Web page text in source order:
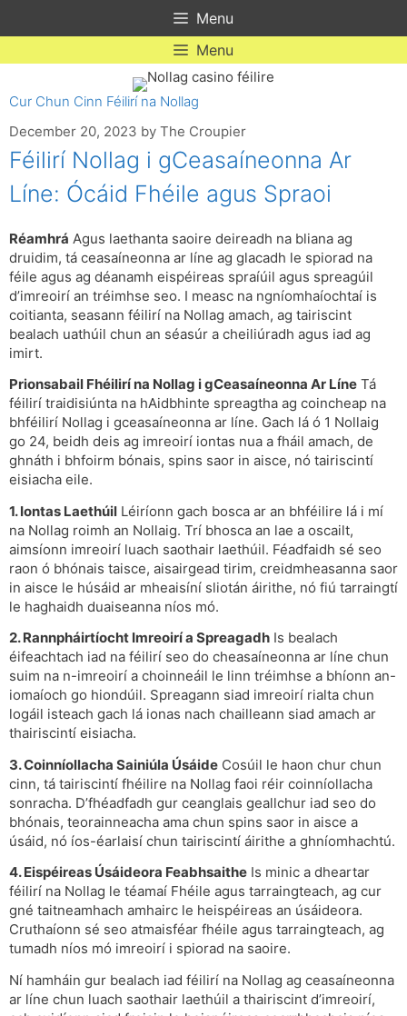
Menu
Menu
Cur Chun Cinn Féilirí na Nollag
December 20, 2023 by The Croupier
Féilirí Nollag i gCeasaíneonna Ar
Líne: Ócáid Fhéile agus Spraoi
Réamhrá Agus laethanta saoire deireadh na bliana ag
druidim, tá ceasaíneonna ar líne ag glacadh le spiorad na
féile agus ag déanamh eispéireas spraíúil agus spreagúil
d’imreoirí an tréimhse seo. I measc na ngníomhaíochtaí is
coitianta, seasann féilirí na Nollag amach, ag tairiscint
bealach uathúil chun an séasúr a cheiliúradh agus iad ag
imirt.
Prionsabail Fhéilirí na Nollag i gCeasaíneonna Ar Líne Tá
féilirí traidisiúnta na hAidbhinte spreagtha ag coincheap na
bhféilirí Nollag i gceasaíneonna ar líne. Gach lá ó 1 Nollaig
go 24, beidh deis ag imreoirí iontas nua a fháil amach, de
ghnáth i bhfoirm bónais, spins saor in aisce, nó tairiscintí
eisiacha eile.
1. Iontas Laethúil Léiríonn gach bosca ar an bhféilire lá i mí
na Nollag roimh an Nollaig. Trí bhosca an lae a oscailt,
aimsíonn imreoirí luach saothair laethúil. Féadfaidh sé seo
raon ó bhónais taisce, aisairgead tirim, creidmheasanna saor
in aisce le húsáid ar mheaisíní sliotán áirithe, nó fiú tarraingtí
le haghaidh duaiseanna níos mó.
2. Rannpháirtíocht Imreoirí a Spreagadh Is bealach
éifeachtach iad na féilirí seo do cheasaíneonna ar líne chun
suim na n-imreoirí a choinneáil le linn tréimhse a bhíonn an-
iomaíoch go hiondúil. Spreagann siad imreoirí rialta chun
logáil isteach gach lá ionas nach chailleann siad amach ar
thairiscintí eisiacha.
3. Coinníollacha Sainiúla Úsáide Cosúil le haon chur chun
cinn, tá tairiscintí fhéilire na Nollag faoi réir coinníollacha
sonracha. D’fhéadfadh gur ceanglais geallchur iad seo do
bhónais, teorainneacha ama chun spins saor in aisce a
úsáid, nó íos-éarlaisí chun tairiscintí áirithe a ghníomhachtú.
4. Eispéireas Úsáideora Feabhsaithe Is minic a dheartar
féilirí na Nollag le téamaí Fhéile agus tarraingteach, ag cur
gné taitneamhach amhairc le heispéireas an úsáideora.
Cruthaíonn sé seo atmaisféar fhéile agus tarraingteach, ag
tumadh níos mó imreoirí i spiorad na saoire.
Ní hamháin gur bealach iad féilirí na Nollag ag ceasaíneonna
ar líne chun luach saothair laethúil a thairiscint d’imreoirí,